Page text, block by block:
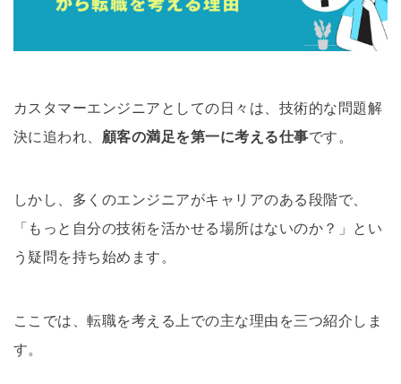
カスタマーエンジニアとしての日々は、技術的な問題解
決に追われ、 顧客の満足を第一に考える仕事です。
しかし、多くのエンジニアがキャリアのある段階で、
「もっと自分の技術を活かせる場所はないのか？」とい
う疑問を持ち始めます。
ここでは、転職を考える上での主な理由を三つ紹介しま
す。